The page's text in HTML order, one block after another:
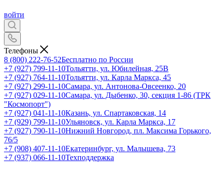
войти
Телефоны
8 (800) 222-76-52Бесплатно по России
+7 (927) 799-11-10Тольятти, ул. Юбилейная, 25В
+7 (927) 764-11-10Тольятти, ул. Карла Маркса, 45
+7 (927) 299-11-10Самара, ул. Антонова-Овсеенко, 20
+7 (927) 029-11-10Самара, ул. Дыбенко, 30, секция 1-86 (ТРК
"Космопорт")
+7 (927) 041-11-10Казань, ул. Спартаковская, 14
+7 (929) 799-11-10Ульяновск, ул. Карла Маркса, 17
+7 (927) 790-11-10Нижний Новгород, пл. Максима Горького,
76/5
+7 (908) 407-11-10Екатеринбург, ул. Малышева, 73
+7 (937) 066-11-10Техподдержка